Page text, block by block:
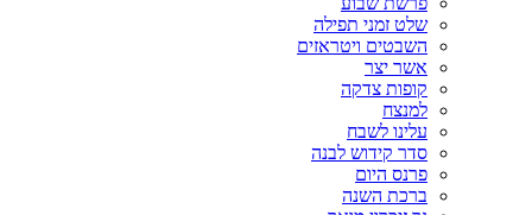
שלט זמני תפילה
השבטים ויטראזים
אשר יצר
קופות צדקה
למנצח
עלינו לשבח
סדר קידוש לבנה
פרנס היום
ברכת השנה